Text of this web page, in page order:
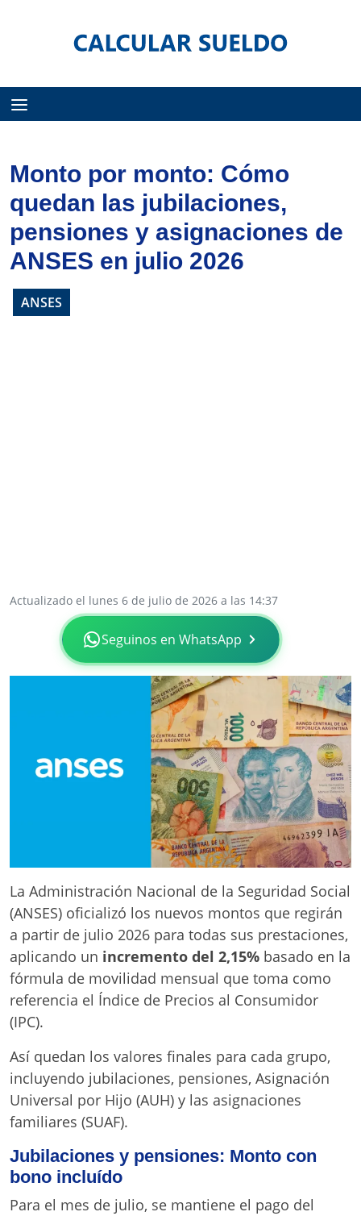
Monto por monto: Cómo
quedan las jubilaciones,
pensiones y asignaciones de
ANSES en julio 2026
ANSES
Actualizado el lunes 6 de julio de 2026 a las 14:37
Seguinos en WhatsApp
La Administración Nacional de la Seguridad Social
(ANSES) oficializó los nuevos montos que regirán
a partir de julio 2026 para todas sus prestaciones,
aplicando un incremento del 2,15% basado en la
fórmula de movilidad mensual que toma como
referencia el Índice de Precios al Consumidor
(IPC).
Así quedan los valores finales para cada grupo,
incluyendo jubilaciones, pensiones, Asignación
Universal por Hijo (AUH) y las asignaciones
familiares (SUAF).
Jubilaciones y pensiones: Monto con
bono incluído
Para el mes de julio, se mantiene el pago del